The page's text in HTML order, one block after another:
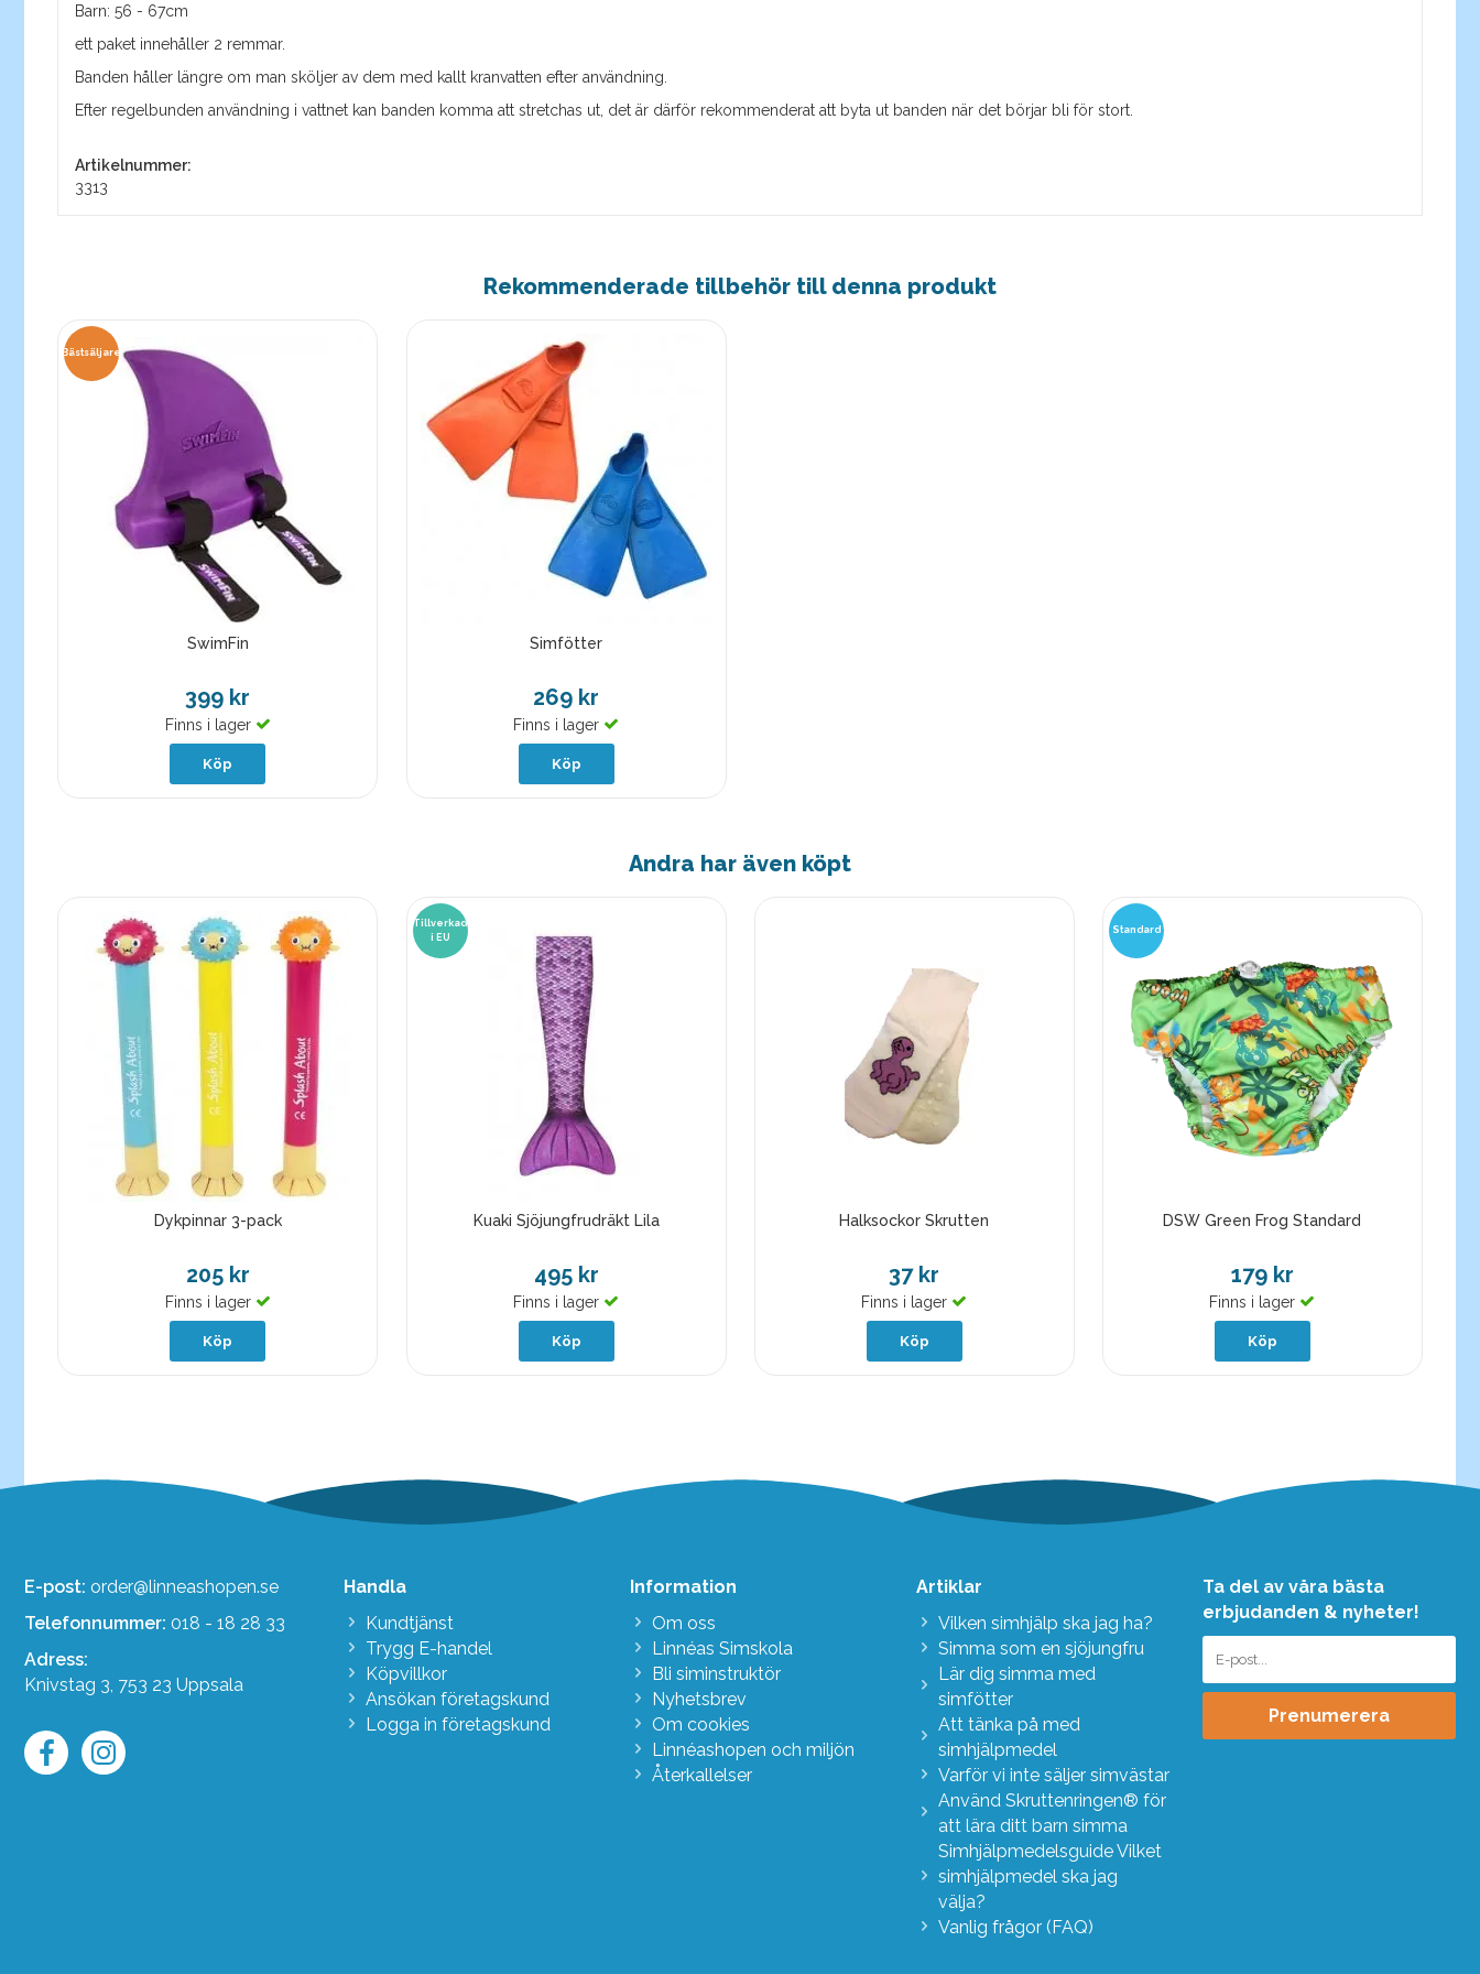
Barn: 56 - 67cm
ett paket innehåller 2 remmar.
Banden håller längre om man sköljer av dem med kallt kranvatten efter användning.
Efter regelbunden användning i vattnet kan banden komma att stretchas ut, det är därför rekommenderat att byta ut banden när det börjar bli för stort.
Artikelnummer:
3313
Rekommenderade tillbehör till denna produkt
SwimFin
399 kr
Finns i lager
Köp
Bästsäljare
Simfötter
269 kr
Finns i lager
Köp
Andra har även köpt
Dykpinnar 3-pack
205 kr
Finns i lager
Köp
Kuaki Sjöjungfrudräkt Lila
495 kr
Finns i lager
Köp
Tillverkad
i EU
Halksockor Skrutten
37 kr
Finns i lager
Köp
DSW Green Frog Standard
179 kr
Finns i lager
Köp
Standard
E-post: order@linneashopen.se
Telefonnummer: 018 - 18 28 33
Adress:
Knivstag 3, 753 23 Uppsala
Handla
Kundtjänst
Trygg E-handel
Köpvillkor
Ansökan företagskund
Logga in företagskund
Information
Om oss
Linnéas Simskola
Bli siminstruktör
Nyhetsbrev
Om cookies
Linnéashopen och miljön
Återkallelser
Artiklar
Vilken simhjälp ska jag ha?
Simma som en sjöjungfru
Lär dig simma med
simfötter
Att tänka på med
simhjälpmedel
Varför vi inte säljer simvästar
Använd Skruttenringen® för
att lära ditt barn simma
Simhjälpmedelsguide Vilket
simhjälpmedel ska jag
välja?
Vanlig frågor (FAQ)
Ta del av våra bästa
erbjudanden & nyheter!
Prenumerera